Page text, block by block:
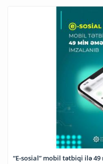
“E-sosial” mobil tətbiqi ilə